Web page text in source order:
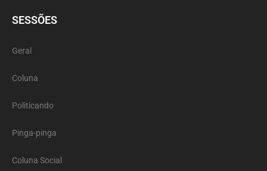
SESSÕES
Geral
Coluna
Politicando
Pinga-pinga
Coluna Social